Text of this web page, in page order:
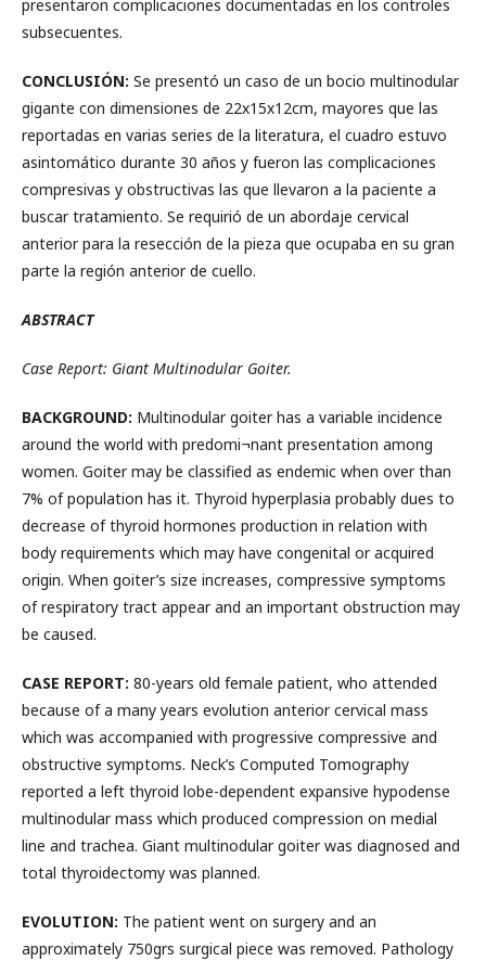
presentaron complicaciones documentadas en los controles
subsecuentes.
CONCLUSIÓN: Se presentó un caso de un bocio multinodular
gigante con dimensiones de 22x15x12cm, mayores que las
reportadas en varias series de la literatura, el cuadro estuvo
asintomático durante 30 años y fueron las complicaciones
compresivas y obstructivas las que llevaron a la paciente a
buscar tratamiento. Se requirió de un abordaje cervical
anterior para la resección de la pieza que ocupaba en su gran
parte la región anterior de cuello.
ABSTRACT
Case Report: Giant Multinodular Goiter.
BACKGROUND: Multinodular goiter has a variable incidence
around the world with predomi¬nant presentation among
women. Goiter may be classified as endemic when over than
7% of population has it. Thyroid hyperplasia probably dues to
decrease of thyroid hormones production in relation with
body requirements which may have congenital or acquired
origin. When goiter’s size increases, compressive symptoms
of respiratory tract appear and an important obstruction may
be caused.
CASE REPORT: 80-years old female patient, who attended
because of a many years evolution anterior cervical mass
which was accompanied with progressive compressive and
obstructive symptoms. Neck’s Computed Tomography
reported a left thyroid lobe-dependent expansive hypodense
multinodular mass which produced compression on medial
line and trachea. Giant multinodular goiter was diagnosed and
total thyroidectomy was planned.
EVOLUTION: The patient went on surgery and an
approximately 750grs surgical piece was removed. Pathology